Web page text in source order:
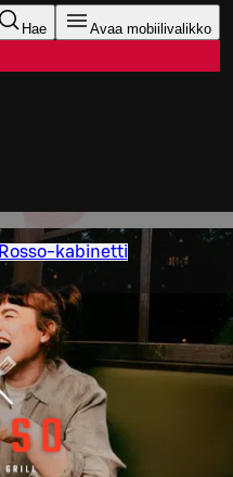
Hae Avaa mobiilivalikko
Rosso-kabinetti